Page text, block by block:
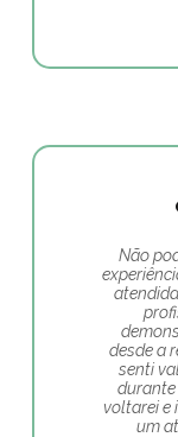
Não
desde a
senti
durante
voltarei e
um